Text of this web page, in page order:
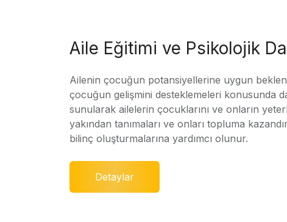
Aile Eğitimi ve Psikolojik
Ailenin çocuğun potansiyellerine uygun
çocuğun gelişmini desteklemeleri konusunda
sunularak ailelerin çocuklarını ve onların
yakından tanımaları ve onları topluma
bilinç oluşturmalarına yardımcı olunur.
Detaylar